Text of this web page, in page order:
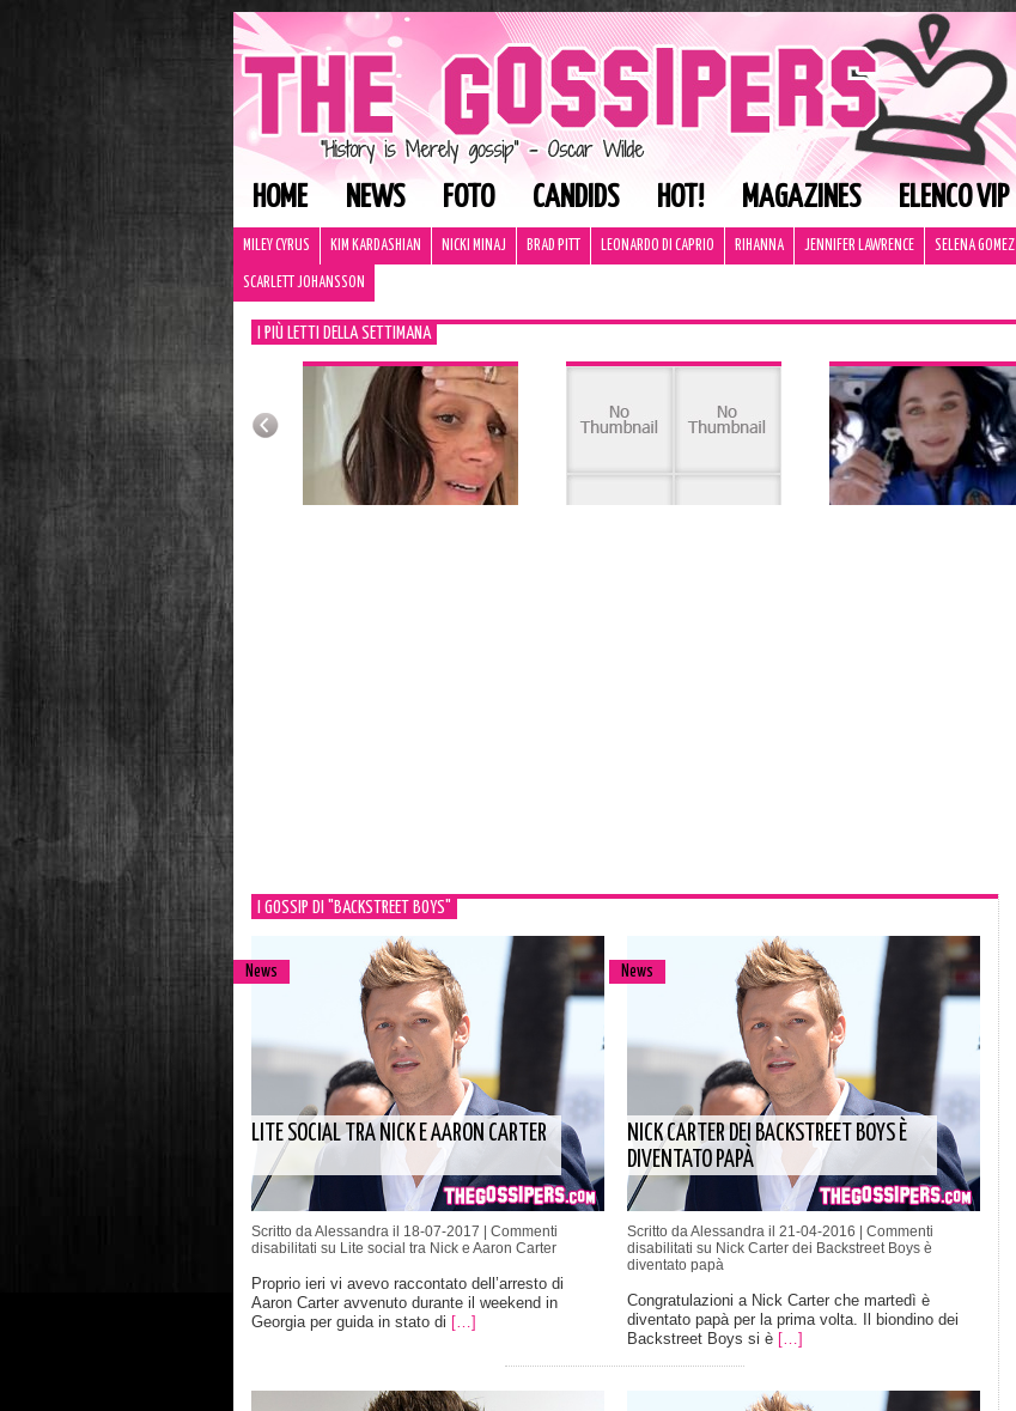
HOME NEWS FOTO CANDIDS HOT! MAGAZINES ELENCO VIP
MILEY CYRUS KIM KARDASHIAN NICKI MINAJ BRAD PITT LEONARDO DI CAPRIO RIHANNA JENNIFER LAWRENCE SELENA GOMEZ
SCARLETT JOHANSSON
I PIÙ LETTI DELLA SETTIMANA
I GOSSIP DI "BACKSTREET BOYS"
News
LITE SOCIAL TRA NICK E AARON CARTER
Scritto da Alessandra il 18-07-2017 | Commenti
disabilitati su Lite social tra Nick e Aaron Carter
Proprio ieri vi avevo raccontato dell’arresto di
Aaron Carter avvenuto durante il weekend in
Georgia per guida in stato di […]
News
NICK CARTER DEI BACKSTREET BOYS È
DIVENTATO PAPÀ
Scritto da Alessandra il 21-04-2016 | Commenti
disabilitati su Nick Carter dei Backstreet Boys è
diventato papà
Congratulazioni a Nick Carter che martedì è
diventato papà per la prima volta. Il biondino dei
Backstreet Boys si è […]